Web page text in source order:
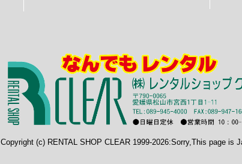
Copyright (c) RENTAL SHOP CLEAR 1999-2026:Sorry,This page is